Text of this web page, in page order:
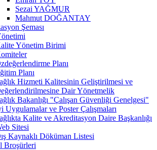
Sezai YAĞMUR
Mahmut DOĞANTAY
Şeması
Yönetim Birimi
Planı
Planı
Hizmeti Kalitesinin Geliştirilmesi ve
Dair Yönetmelik
Bakanlığı "Çalışan Güvenliği Genelgesi"
Uygulamalar ve Poster Çalışmaları
Kalite ve Akreditasyon Daire Başkanlığı
Sitesi
Kaynaklı Döküman Listesi
Broşürleri